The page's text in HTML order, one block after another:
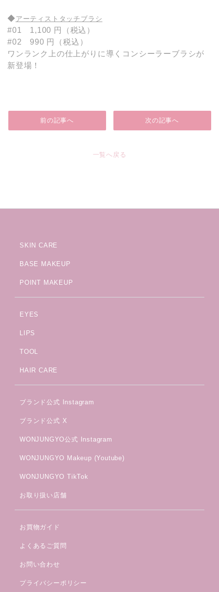
◆アーティストタッチブラシ
#01 1,100 円（税込）
#02 990 円（税込）
ワンランク上の仕上がりに導くコンシーラーブラシが
新登場！
前の記事へ
一覧へ戻る
次の記事へ
SKIN CARE
BASE MAKEUP
POINT MAKEUP
EYES
LIPS
TOOL
HAIR CARE
ブランド公式 Instagram
ブランド公式 X
WONJUNGYO公式 Instagram
WONJUNGYO Makeup (Youtube)
WONJUNGYO TikTok
お取り扱い店舗
お買物ガイド
よくあるご質問
お問い合わせ
プライバシーポリシー